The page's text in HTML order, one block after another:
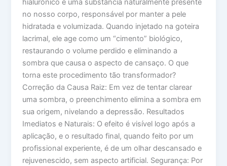
hialurônico é uma substância naturalmente presente
no nosso corpo, responsável por manter a pele
hidratada e volumizada. Quando injetado na goteira
lacrimal, ele age como um “cimento” biológico,
restaurando o volume perdido e eliminando a
sombra que causa o aspecto de cansaço. O que
torna este procedimento tão transformador?
Correção da Causa Raiz: Em vez de tentar clarear
uma sombra, o preenchimento elimina a sombra em
sua origem, nivelando a depressão. Resultados
Imediatos e Naturais: O efeito é visível logo após a
aplicação, e o resultado final, quando feito por um
profissional experiente, é de um olhar descansado e
rejuvenescido, sem aspecto artificial. Segurança: Por